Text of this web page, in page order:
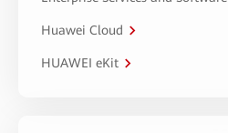
Huawei Cloud
HUAWEI eKit